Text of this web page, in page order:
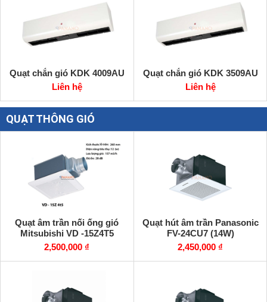
Quạt chắn gió KDK 4009AU
Liên hệ
Quạt chắn gió KDK 3509AU
Liên hệ
QUẠT THÔNG GIÓ
Quạt âm trần nối ống gió
Mitsubishi VD -15Z4T5
2,500,000 ₫
Quạt hút âm trần Panasonic
FV-24CU7 (14W)
2,450,000 ₫